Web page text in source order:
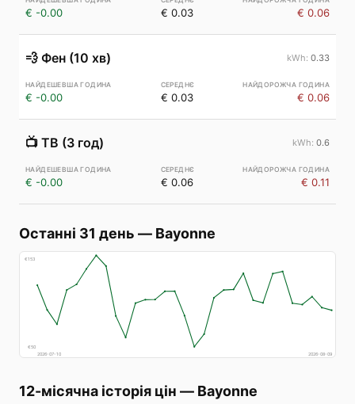
€ -0.00 € 0.03 € 0.06
💨 Фен (10 хв) 0.33
€ -0.00 € 0.03 € 0.06
📺 ТВ (3 год) 0.6
€ -0.00 € 0.06 € 0.11
Останні 31 день — Bayonne
€153
€50
2026-07-10
2026-08-09
12-місячна історія цін — Bayonne